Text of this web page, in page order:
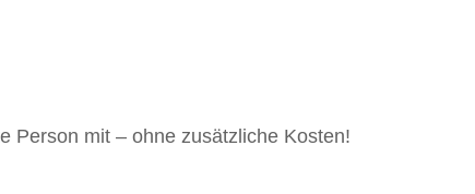
Person mit – ohne zusätzliche Kosten!